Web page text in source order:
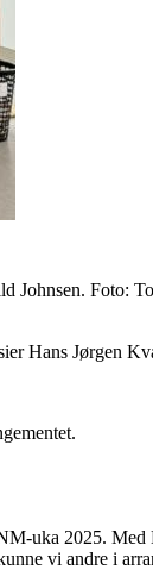
Johnsen. Foto:
Hans Jørgen
uka 2025.
vi andre i